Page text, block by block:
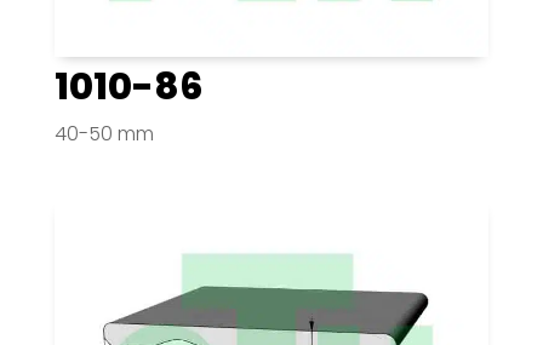
1010-86
40-50 mm